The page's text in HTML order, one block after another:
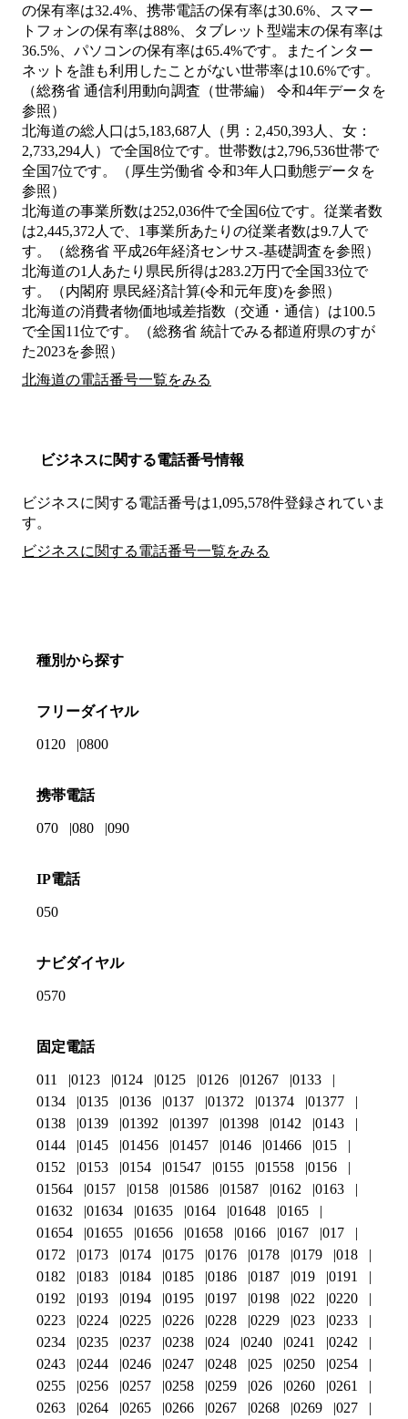
の保有率は32.4%、携帯電話の保有率は30.6%、スマー
トフォンの保有率は88%、タブレット型端末の保有率は
36.5%、パソコンの保有率は65.4%です。またインター
ネットを誰も利用したことがない世帯率は10.6%です。
（総務省 通信利用動向調査（世帯編） 令和4年データを
参照）
北海道の総人口は5,183,687人（男：2,450,393人、女：
2,733,294人）で全国8位です。世帯数は2,796,536世帯で
全国7位です。（厚生労働省 令和3年人口動態データを
参照）
北海道の事業所数は252,036件で全国6位です。従業者数
は2,445,372人で、1事業所あたりの従業者数は9.7人で
す。（総務省 平成26年経済センサス‐基礎調査を参照）
北海道の1人あたり県民所得は283.2万円で全国33位で
す。（内閣府 県民経済計算(令和元年度)を参照）
北海道の消費者物価地域差指数（交通・通信）は100.5
で全国11位です。（総務省 統計でみる都道府県のすが
た2023を参照）
北海道の電話番号一覧をみる
ビジネスに関する電話番号情報
ビジネスに関する電話番号は1,095,578件登録されていま
す。
ビジネスに関する電話番号一覧をみる
種別から探す
フリーダイヤル
0120 0800
携帯電話
070 080 090
IP電話
050
ナビダイヤル
0570
固定電話
011 0123 0124 0125 0126 01267
0133
0134
0135 0136 0137 01372 01374
01377
0138
0139 01392 01397 01398 0142
0143
0144
0145 01456 01457 0146 01466
015
0152
0153 0154 01547 0155 01558
0156
01564
0157 0158 01586 01587 0162
0163
01632
01634 01635 0164 01648
0165
01654
01655 01656 01658 0166 0167
017
0172
0173 0174 0175 0176 0178 0179
018
0182
0183 0184 0185 0186 0187 019
0191
0192
0193 0194 0195 0197 0198 022
0220
0223
0224 0225 0226 0228 0229 023
0233
0234
0235 0237 0238 024 0240 0241
0242
0243
0244 0246 0247 0248 025 0250
0254
0255
0256 0257 0258 0259 026 0260
0261
0263
0264 0265 0266 0267 0268 0269 027